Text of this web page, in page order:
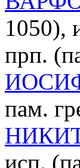
1050),
прп.
пам.
исп.